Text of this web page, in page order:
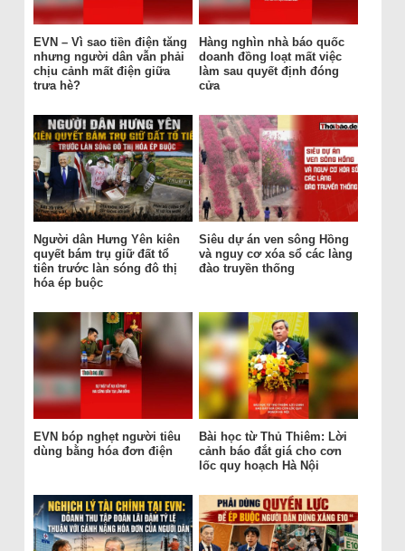
EVN – Vì sao tiền điện tăng
nhưng người dân vẫn phải
chịu cảnh mất điện giữa
trưa hè?
Hàng nghìn nhà báo quốc
doanh đồng loạt mất việc
làm sau quyết định đóng
cửa
Người dân Hưng Yên kiên
quyết bám trụ giữ đất tổ
tiên trước làn sóng đô thị
hóa ép buộc
Siêu dự án ven sông Hồng
và nguy cơ xóa sổ các làng
đào truyền thống
EVN bóp nghẹt người tiêu
dùng bằng hóa đơn điện
Bài học từ Thủ Thiêm: Lời
cảnh báo đắt giá cho cơn
lốc quy hoạch Hà Nội